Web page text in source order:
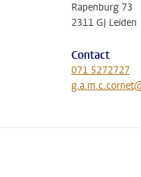
Rapenburg 73
2311 GJ Leiden
Contact
071 5272727